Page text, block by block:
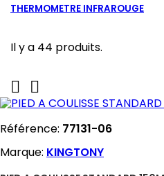
THERMOMETRE INFRAROUGE
Il y a 44 produits.


Référence: 77131-06
Marque: KINGTONY